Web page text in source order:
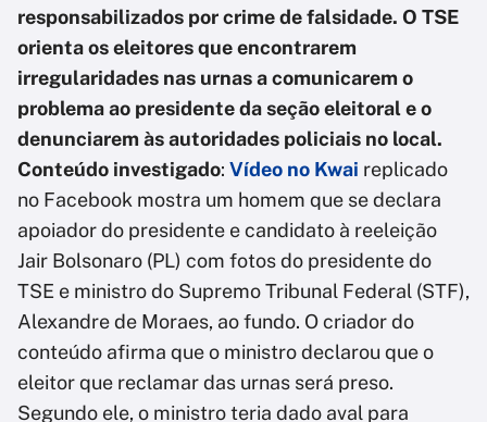
responsabilizados por crime de falsidade. O TSE
orienta os eleitores que encontrarem
irregularidades nas urnas a comunicarem o
problema ao presidente da seção eleitoral e o
denunciarem às autoridades policiais no local.
Conteúdo investigado: Vídeo no Kwai replicado
no Facebook mostra um homem que se declara
apoiador do presidente e candidato à reeleição
Jair Bolsonaro (PL) com fotos do presidente do
TSE e ministro do Supremo Tribunal Federal (STF),
Alexandre de Moraes, ao fundo. O criador do
conteúdo afirma que o ministro declarou que o
eleitor que reclamar das urnas será preso.
Segundo ele, o ministro teria dado aval para